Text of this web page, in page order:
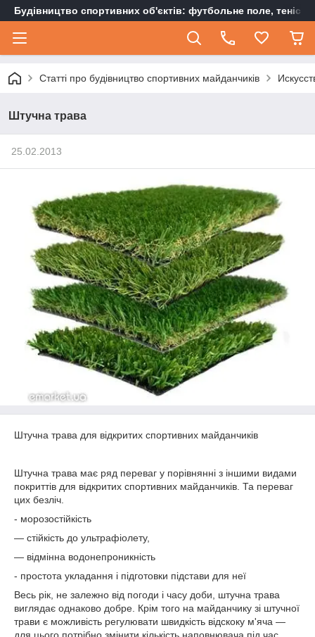
Будівництво спортивних об'єктів: футбольне поле,
Статті про будівництво спортивних майданчиків
Штучна трава
25.02.2013
Штучна трава для відкритих спортивних майданчиків
Штучна трава має ряд переваг у порівнянні з іншими видами
покриттів для відкритих спортивних майданчиків. Та переваг
цих безліч.
- морозостійкість
― стійкість до ультрафіолету,
― відмінна водонепроникність
- простота укладання і підготовки підстави для неї
Весь рік, не залежно від погоди і часу доби, штучна трава
виглядає однаково добре. Крім того на майданчику зі штучної
трави є можливість регулювати швидкість відскоку м'яча ―